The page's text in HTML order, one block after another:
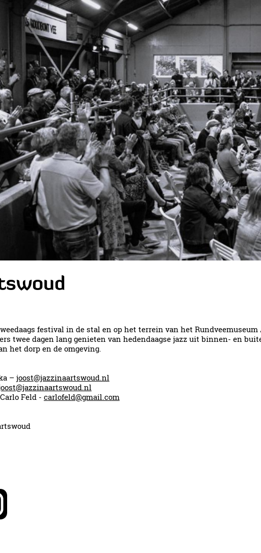
festival in de stal en op het terrein van het
twee dagen lang genieten van hedendaagse jazz uit binnen- en
het dorp en de omgeving.
– joost@jazzinaartswoud.nl
Feld - carlofeld@gmail.com